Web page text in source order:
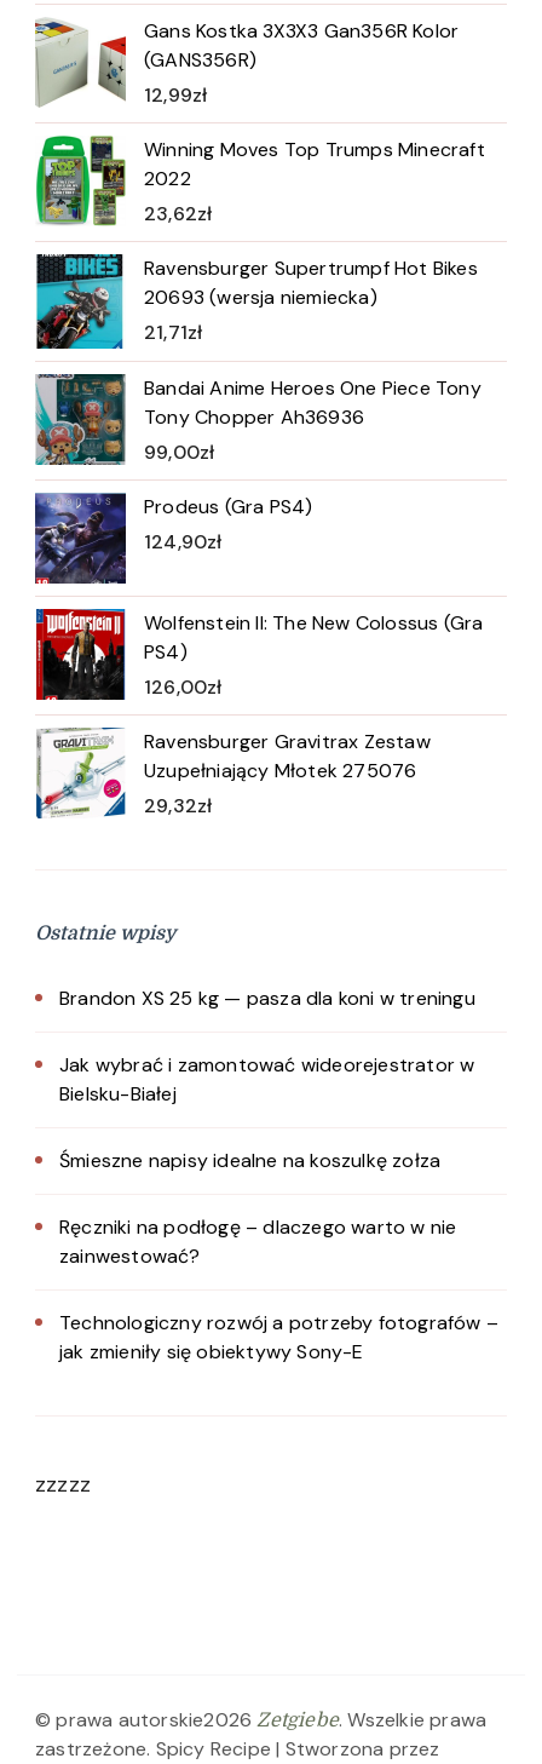
Gans Kostka 3X3X3 Gan356R Kolor
(GANS356R)
12,99zł
Winning Moves Top Trumps Minecraft
2022
23,62zł
Ravensburger Supertrumpf Hot Bikes
20693 (wersja niemiecka)
21,71zł
Bandai Anime Heroes One Piece Tony
Tony Chopper Ah36936
99,00zł
Prodeus (Gra PS4)
124,90zł
Wolfenstein II: The New Colossus (Gra
PS4)
126,00zł
Ravensburger Gravitrax Zestaw
Uzupełniający Młotek 275076
29,32zł
Ostatnie wpisy
Brandon XS 25 kg — pasza dla koni w treningu
Jak wybrać i zamontować wideorejestrator w
Bielsku-Białej
Śmieszne napisy idealne na koszulkę zołza
Ręczniki na podłogę – dlaczego warto w nie
zainwestować?
Technologiczny rozwój a potrzeby fotografów –
jak zmieniły się obiektywy Sony-E
zzzzz
© prawa autorskie2026Zetgiebe. Wszelkie prawa
zastrzeżone. Spicy Recipe | Stworzona przez